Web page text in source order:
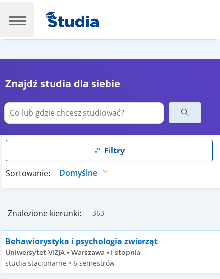
Znajdź studia dla siebie
Filtry
Sortowanie:
Znalezione kierunki: 363
Behawiorystyka i psychologia zwierząt
Uniwersytet VIZJA • Warszawa • I stopnia
studia stacjonarne • 6 semestrów